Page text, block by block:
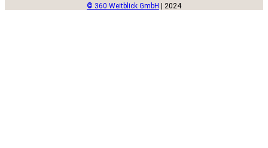
© 360 Weitblick GmbH | 2024